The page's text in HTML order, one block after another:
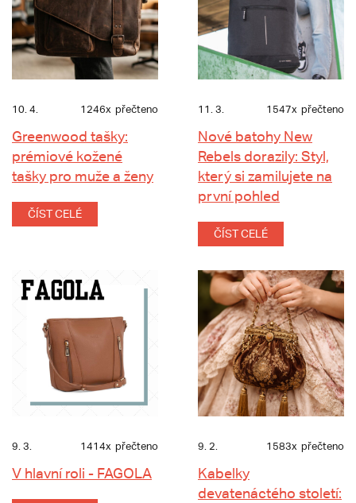
10. 4. 1246x přečteno
Greenwood tašky:
prémiové kožené
tašky pro muže a ženy
ČÍST CELÉ
11. 3. 1547x přečteno
Nové batohy New
Rebels dorazily: Styl,
který si zamilujete na
první pohled
ČÍST CELÉ
9. 3. 1414x přečteno
V hlavní roli - FAGOLA
9. 2. 1583x přečteno
Kabelky
devatenáctého století: